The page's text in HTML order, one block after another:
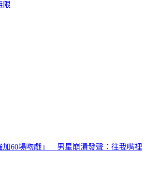
限
人狂咳3週「新冠、流感全陰」 醫曝：